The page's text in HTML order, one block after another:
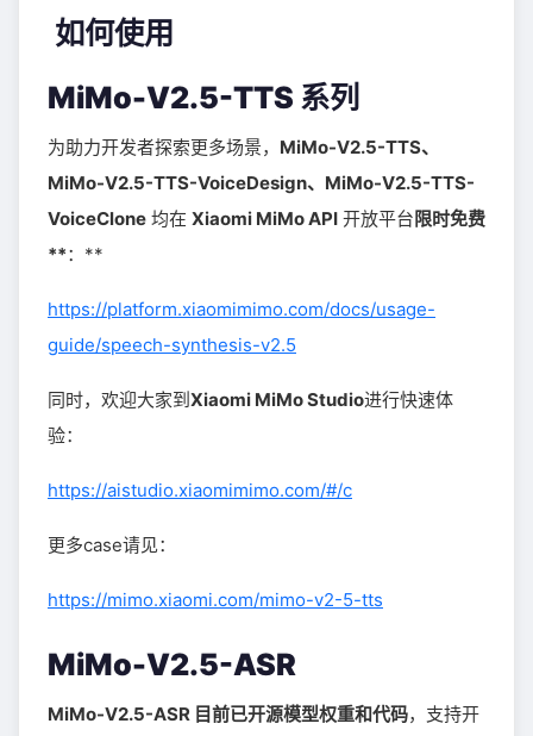
如何使用
MiMo-V2.5-TTS 系列
为助力开发者探索更多场景， MiMo-V2.5-TTS、
MiMo-V2.5-TTS-VoiceDesign、MiMo-V2.5-TTS-
VoiceClone 均在 Xiaomi MiMo API 开放平台限时免费
**：**
https://platform.xiaomimimo.com/docs/usage-
guide/speech-synthesis-v2.5
同时，欢迎大家到Xiaomi MiMo Studio进行快速体
验：
https://aistudio.xiaomimimo.com/#/c
更多case请见：
https://mimo.xiaomi.com/mimo-v2-5-tts
MiMo-V2.5-ASR
MiMo-V2.5-ASR 目前已开源模型权重和代码，支持开